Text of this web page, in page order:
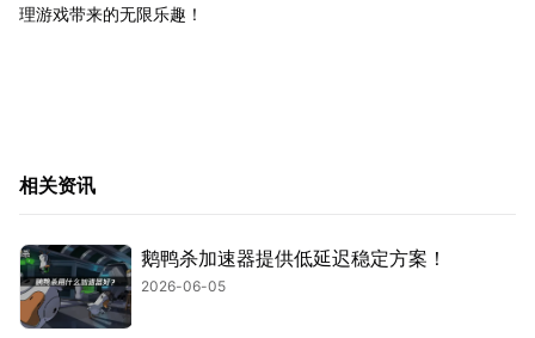
理游戏带来的无限乐趣！
相关资讯
鹅鸭杀加速器提供低延迟稳定方案！
2026-06-05